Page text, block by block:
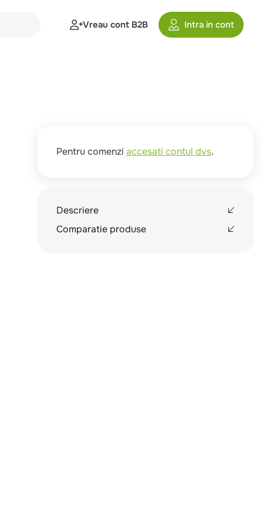
Vreau cont B2B Intra in cont
Pentru comenzi accesati contul dvs.
Descriere
Comparatie produse